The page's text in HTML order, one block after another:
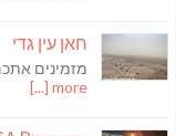
חאן עין גדי
מזמינים
more [...]